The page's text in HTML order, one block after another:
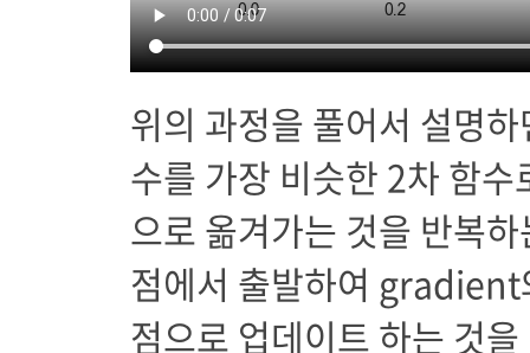
위의 과정을 풀어서 설명
수를 가장 비슷한 2차 함
으로 옮겨가는 것을 반복
점에서 출발하여
점으로 업데이트 하는 것